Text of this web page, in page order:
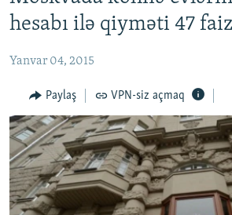
Əsas
qayıt
KORRUPSIOMETR
#ƏSLINDƏ
FƏRQƏ BAX
QANUNI DOĞRU
ARAŞDIRMA
MULTIMEDIA
VIDEO
RADIO ARXIV
hesabı ilə qiyməti 47
Yanvar 04, 2015
Paylaş VPN-siz açmaq